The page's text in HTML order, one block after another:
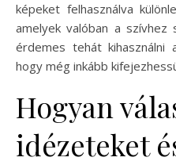
képeket felhasználva
amelyek valóban a szívhez
érdemes tehát kihasználni
hogy még inkább
Hogyan
idézeteket